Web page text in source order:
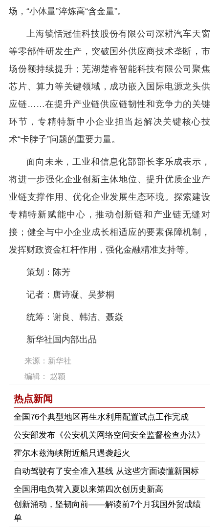
场，“小体量”淬炼高“含金量”。
上海毓恬冠佳科技股份有限公司深耕汽车天窗
等零部件研发生产，突破国外供应商技术垄断，市
场份额持续提升；芜湖楚睿智能科技有限公司聚焦
芯片、算力等关键领域，成功嵌入国际电源龙头供
应链……在提升产业链供应链韧性和竞争力的关键
环节，专精特新中小企业担当起解决关键核心技
术“卡脖子”问题的重要力量。
面向未来，工业和信息化部部长李乐成表示，
将进一步强化企业创新主体地位、提升优质企业产
业链支撑作用、优化企业发展生态环境。探索建设
专精特新赋能中心，推动创新链和产业链无缝对
接；健全与中小企业成长相适应的要素保障机制，
发挥财政资金杠杆作用，强化金融精准支持等。
策划：陈芳
记者：唐诗凝、吴梦桐
统筹：谢良、韩洁、聂焱
新华社国内部出品
来源：新华社
编辑： 赵颖
热点新闻
​全国76个典型地区再生水利用配置试点工作完成
公安部发布《公安机关网络空间安全监督检查办法》
霍尔木兹海峡附近船只遇袭起火
自动驾驶有了安全准入基线 从这些方面读懂新国标
全国用电负荷入夏以来第四次创历史新高
创新涌动，坚韧向前——解读前7个月我国外贸成绩
单